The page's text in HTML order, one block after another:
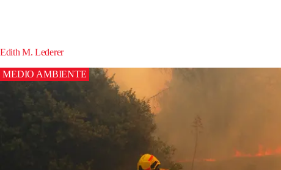
Edith M. Lederer
MEDIO AMBIENTE